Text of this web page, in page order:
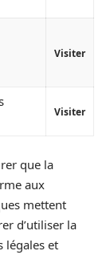
Visiter
Visiter
que la
aux
mettent
d’utiliser la
légales et